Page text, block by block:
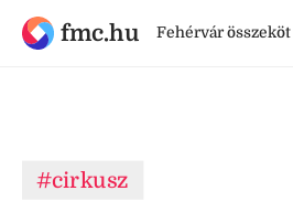
fmc.hu Fehérvár összeköt
#cirkusz